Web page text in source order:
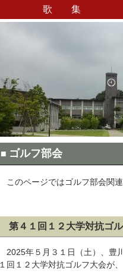
歌 集
■ ゴルフ部会
このページではゴルフ部会関
第４１回１２大学対抗ゴ
2025年５月３１日（土）、豊
１回１２大学対抗ゴルフ大会が